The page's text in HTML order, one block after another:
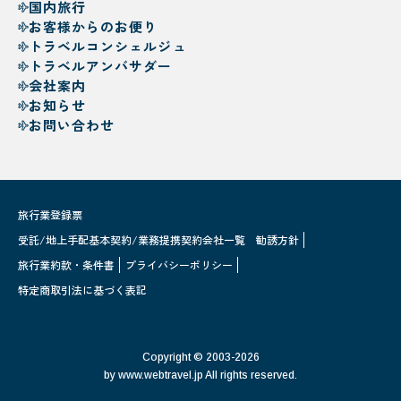
国内旅行
お客様からのお便り
トラベルコンシェルジュ
トラベルアンバサダー
会社案内
お知らせ
お問い合わせ
旅行業登録票
受託/地上手配基本契約/業務提携契約会社一覧
勧誘方針
旅行業約款・条件書
プライバシーポリシー
特定商取引法に基づく表記
Copyright © 2003-2026
by www.webtravel.jp All rights reserved.